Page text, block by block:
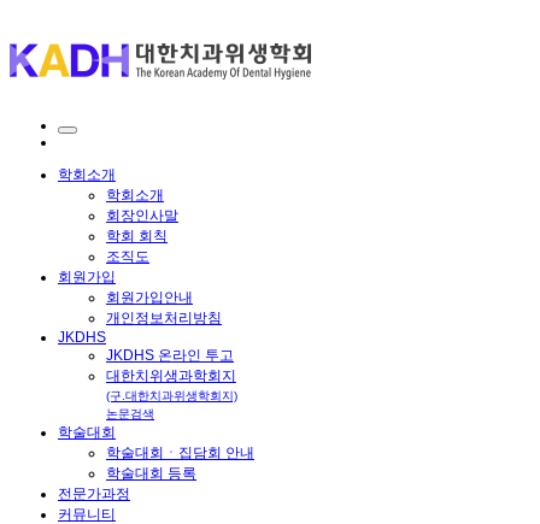
학회소개
학회소개
회장인사말
학회 회칙
조직도
회원가입
회원가입안내
개인정보처리방침
JKDHS
JKDHS 온라인 투고
대한치위생과학회지
(구.대한치과위생학회지)
논문검색
학술대회
학술대회ㆍ집담회 안내
학술대회 등록
전문가과정
커뮤니티